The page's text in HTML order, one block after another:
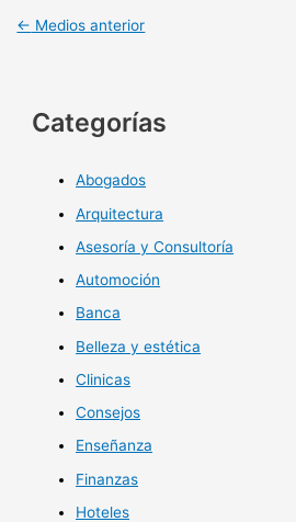
← Medios anterior
Categorías
Abogados
Arquitectura
Asesoría y Consultoría
Automoción
Banca
Belleza y estética
Clinicas
Consejos
Enseñanza
Finanzas
Hoteles